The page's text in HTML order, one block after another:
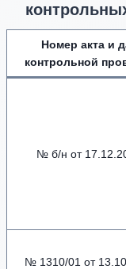
Номер акта и
контрольной
№ б/н от
№ 1310/01 от